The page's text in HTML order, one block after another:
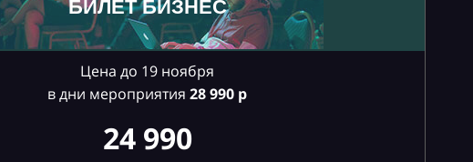
БИЛЕТ БИЗНЕС
Цена до 19 ноября
в дни мероприятия 28990 р
24 990